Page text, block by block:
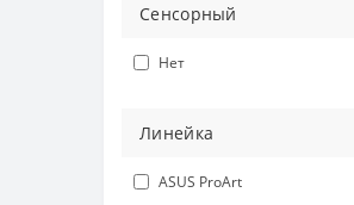
Сенсорный
Нет
Линейка
ASUS ProArt